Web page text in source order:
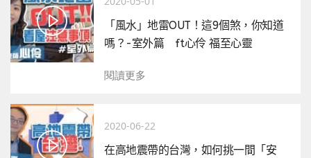
「風水」地雷OUT！這9個煞，你知道
嗎？-室外篇 ft心伶 福至心靈
閱讀更多
2020-06-22
在高地震帶的台灣，如何挑一間「安